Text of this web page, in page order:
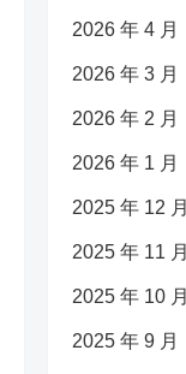
2026 年 4 月
2026 年 3 月
2026 年 2 月
2026 年 1 月
2025 年 12 月
2025 年 11 月
2025 年 10 月
2025 年 9 月